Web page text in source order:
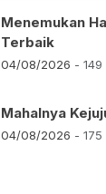
Menemukan
Terbaik
04/08/2026 -
Mahalnya
04/08/2026 -